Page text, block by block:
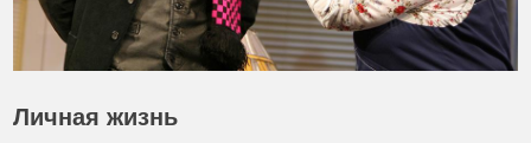
Личная жизнь